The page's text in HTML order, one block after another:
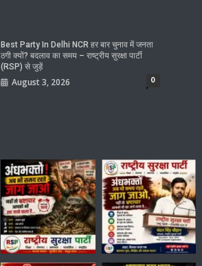
Best Party In Delhi NCR हर बार चुनाव में जनता
ठगी क्यों? बदलाव का समय – राष्ट्रीय सुरक्षा पार्टी
(RSP) से जुड़ें
August 3, 2026 0